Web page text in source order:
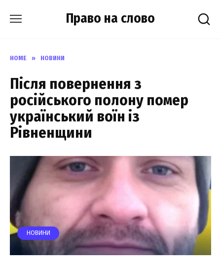
Право на слово
HOME » НОВИНИ
Після повернення з
російського полону помер
український воїн із
Рівненщини
НОВИНИ